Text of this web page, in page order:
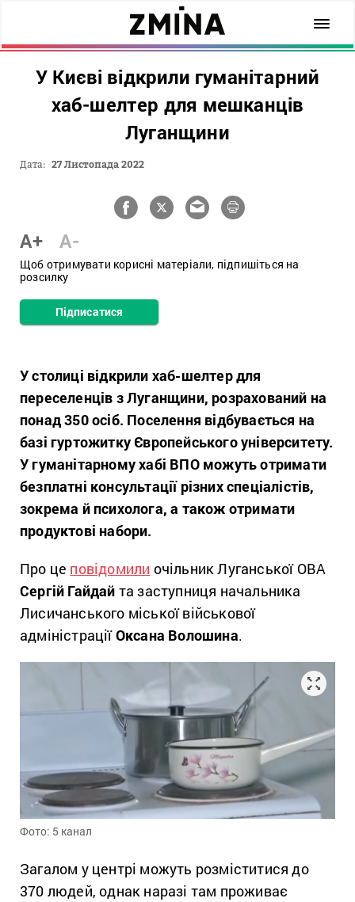
У Києві відкрили гуманітарний
хаб-шелтер для мешканців
Луганщини
Дата: 27 Листопада 2022
A+ A-
Щоб отримувати корисні матеріали, підпишіться на
розсилку
Підписатися
У столиці відкрили хаб-шелтер для
переселенців з Луганщини, розрахований на
понад 350 осіб. Поселення відбувається на
базі гуртожитку Європейського університету.
У гуманітарному хабі ВПО можуть отримати
безплатні консультації різних спеціалістів,
зокрема й психолога, а також отримати
продуктові набори.
Про це повідомили очільник Луганської ОВА
Сергій Гайдай та заступниця начальника
Лисичанського міської військової
адміністраціїОксана Волошина.
Фото: 5 канал
Загалом у центрі можуть розміститися до
370 людей, однак наразі там проживає